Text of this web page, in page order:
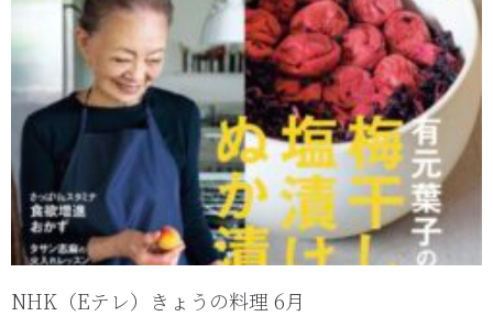
NHK（Eテレ）きょうの料理 6月